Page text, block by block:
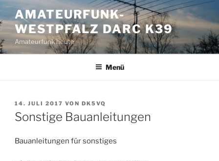
Inhalt
springen
AMATEURFUNK-
WESTPFALZ DARC K39
Amateurfunk heute
Menü
VERÖFFENTLICHT
AM
14. JULI 2017 VON DK5VQ
Sonstige Bauanleitungen
Bauanleitungen für sonstiges